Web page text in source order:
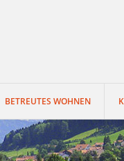
BETREUTES WOHNEN